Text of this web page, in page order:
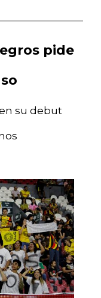
pide
su debut